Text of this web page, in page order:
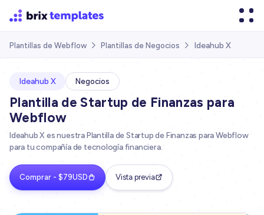
Plantillas de Webflow  Plantillas de Negocios  Ideahub X
Ideahub X Negocios
Plantilla de Startup de Finanzas para
Webflow
Ideahub X es nuestra Plantilla de Startup de Finanzas para Webflow
para tu compañía de tecnología financiera.
Comprar - $79USD Vista previa